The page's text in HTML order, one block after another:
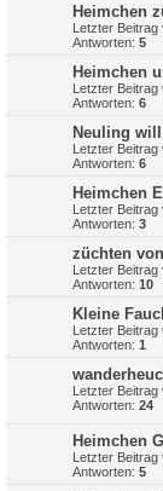
Heimchen
Letzter Beitrag
Antworten: 5
Heimchen
Letzter Beitrag
Antworten: 6
Neuling
Letzter Beitrag
Antworten: 6
Heimchen
Letzter Beitrag
Antworten: 3
züchten
Letzter Beitrag
Antworten: 10
Kleine
Letzter Beitrag
Antworten: 1
Letzter Beitrag
Antworten: 24
Heimchen
Letzter Beitrag
Antworten: 5